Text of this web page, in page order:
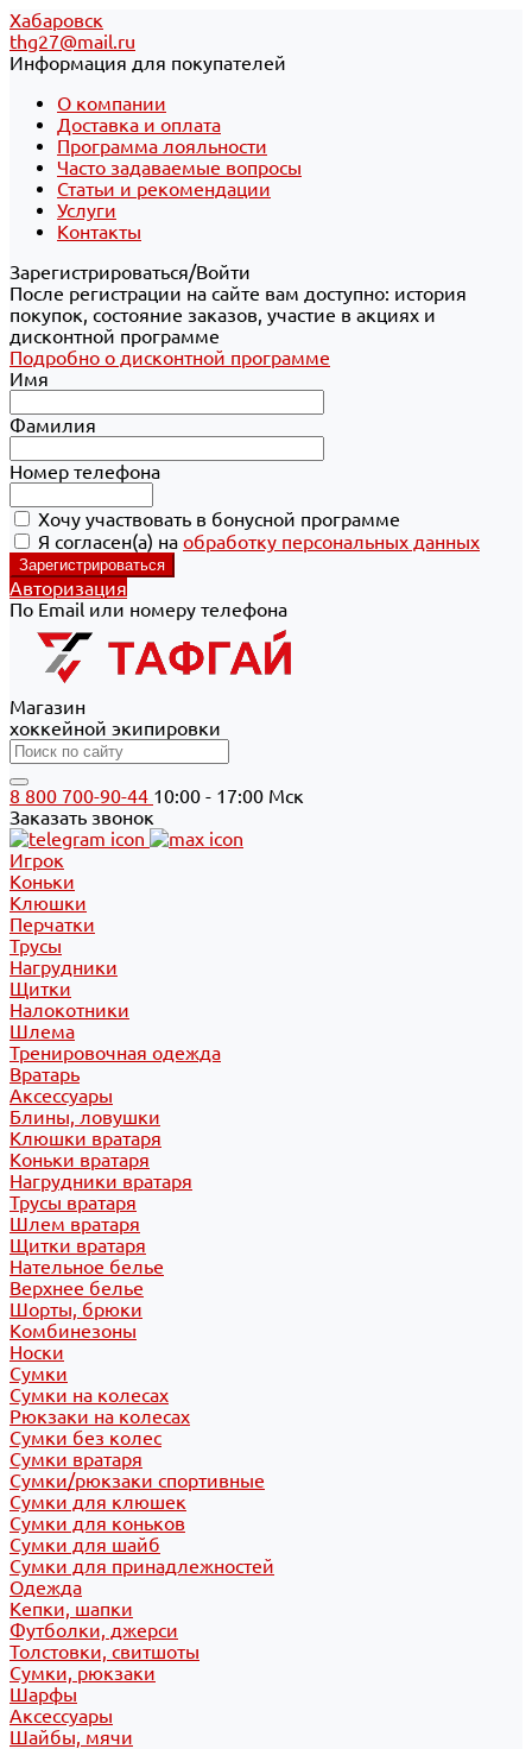
Хабаровск
thg27@mail.ru
Информация для покупателей
О компании
Доставка и оплата
Программа лояльности
Часто задаваемые вопросы
Статьи и рекомендации
Услуги
Контакты
Зарегистрироваться/Войти
После регистрации на сайте вам доступно: история
покупок, состояние заказов, участие в акциях и
дисконтной программе
Подробно о дисконтной программе
Имя
Фамилия
Номер телефона
Хочу участвовать в бонусной программе
Я согласен(а) на обработку персональных данных
Авторизация
По Email или номеру телефона
Магазин
хоккейной экипировки
8 800 700-90-44 10:00 - 17:00 Мск
Заказать звонок
Игрок
Коньки
Клюшки
Перчатки
Трусы
Нагрудники
Щитки
Налокотники
Шлема
Тренировочная одежда
Вратарь
Аксессуары
Блины, ловушки
Клюшки вратаря
Коньки вратаря
Нагрудники вратаря
Трусы вратаря
Шлем вратаря
Щитки вратаря
Нательное белье
Верхнее белье
Шорты, брюки
Комбинезоны
Носки
Сумки
Сумки на колесах
Рюкзаки на колесах
Сумки без колес
Сумки вратаря
Сумки/рюкзаки спортивные
Сумки для клюшек
Сумки для коньков
Сумки для шайб
Сумки для принадлежностей
Одежда
Кепки, шапки
Футболки, джерси
Толстовки, свитшоты
Сумки, рюкзаки
Шарфы
Аксессуары
Шайбы, мячи